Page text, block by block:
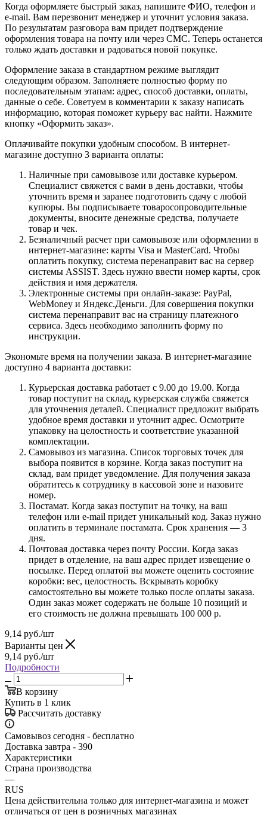
Когда оформляете быстрый заказ, напишите ФИО, телефон и
e-mail. Вам перезвонит менеджер и уточнит условия заказа.
По результатам разговора вам придет подтверждение
оформления товара на почту или через СМС. Теперь останется
только ждать доставки и радоваться новой покупке.
Оформление заказа в стандартном режиме выглядит
следующим образом. Заполняете полностью форму по
последовательным этапам: адрес, способ доставки, оплаты,
данные о себе. Советуем в комментарии к заказу написать
информацию, которая поможет курьеру вас найти. Нажмите
кнопку «Оформить заказ».
Оплачивайте покупки удобным способом. В интернет-
магазине доступно 3 варианта оплаты:
Наличные при самовывозе или доставке курьером.
Специалист свяжется с вами в день доставки, чтобы
уточнить время и заранее подготовить сдачу с любой
купюры. Вы подписываете товаросопроводительные
документы, вносите денежные средства, получаете
товар и чек.
Безналичный расчет при самовывозе или оформлении в
интернет-магазине: карты Visa и MasterCard. Чтобы
оплатить покупку, система перенаправит вас на сервер
системы ASSIST. Здесь нужно ввести номер карты, срок
действия и имя держателя.
Электронные системы при онлайн-заказе: PayPal,
WebMoney и Яндекс.Деньги. Для совершения покупки
система перенаправит вас на страницу платежного
сервиса. Здесь необходимо заполнить форму по
инструкции.
Экономьте время на получении заказа. В интернет-магазине
доступно 4 варианта доставки:
Курьерская доставка работает с 9.00 до 19.00. Когда
товар поступит на склад, курьерская служба свяжется
для уточнения деталей. Специалист предложит выбрать
удобное время доставки и уточнит адрес. Осмотрите
упаковку на целостность и соответствие указанной
комплектации.
Самовывоз из магазина. Список торговых точек для
выбора появится в корзине. Когда заказ поступит на
склад, вам придет уведомление. Для получения заказа
обратитесь к сотруднику в кассовой зоне и назовите
номер.
Постамат. Когда заказ поступит на точку, на ваш
телефон или e-mail придет уникальный код. Заказ нужно
оплатить в терминале постамата. Срок хранения — 3
дня.
Почтовая доставка через почту России. Когда заказ
придет в отделение, на ваш адрес придет извещение о
посылке. Перед оплатой вы можете оценить состояние
коробки: вес, целостность. Вскрывать коробку
самостоятельно вы можете только после оплаты заказа.
Один заказ может содержать не больше 10 позиций и
его стоимость не должна превышать 100 000 р.
9,14 руб./шт
Варианты цен
9,14 руб./шт
Подробности
В корзину
Купить в 1 клик
Рассчитать доставку
Самовывоз сегодня - бесплатно
Доставка завтра - 390
Характеристики
Страна производства
—
RUS
Цена действительна только для интернет-магазина и может
отличаться от цен в розничных магазинах